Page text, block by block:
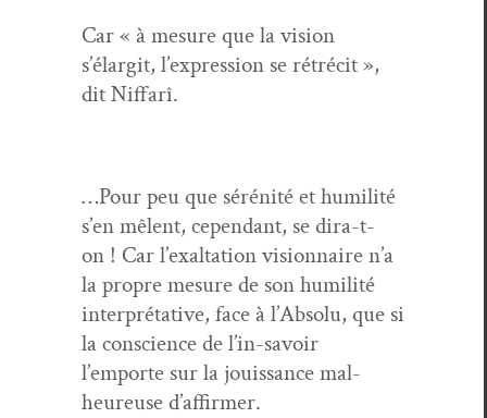
Car « à mesure que la vision
s’élargit, l’expression se rétréc­it »,
dit Niffarî.
…Pour peu que sérénité et humil­ité
s’en mêlent, cepen­dant, se dira-t-
on ! Car l’exaltation vision­naire n’a
la pro­pre mesure de son humil­ité
inter­pré­ta­tive, face à l’Absolu, que si
la con­science de l’in-savoir
l’emporte sur la jouis­sance mal­
heureuse d’affirmer.